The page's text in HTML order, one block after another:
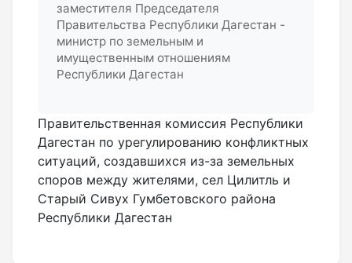
заместителя Председателя
Правительства Республики Дагестан -
министр по земельным и
имущественным отношениям
Республики Дагестан
Правительственная комиссия Республики
Дагестан по урегулированию конфликтных
ситуаций, создавшихся из-за земельных
споров между жителями, сел Цилитль и
Старый Сивух Гумбетовского района
Республики Дагестан